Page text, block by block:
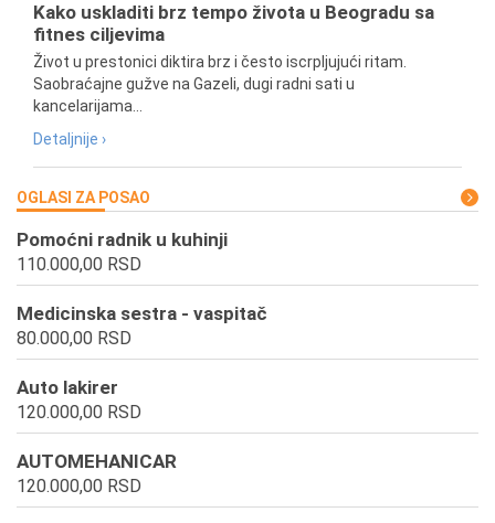
Kako uskladiti brz tempo života u Beogradu sa
fitnes ciljevima
Život u prestonici diktira brz i često iscrpljujući ritam.
Saobraćajne gužve na Gazeli, dugi radni sati u
kancelarijama...
Detaljnije ›
OGLASI ZA POSAO
Pomoćni radnik u kuhinji
110.000,00 RSD
Medicinska sestra - vaspitač
80.000,00 RSD
Auto lakirer
120.000,00 RSD
AUTOMEHANICAR
120.000,00 RSD